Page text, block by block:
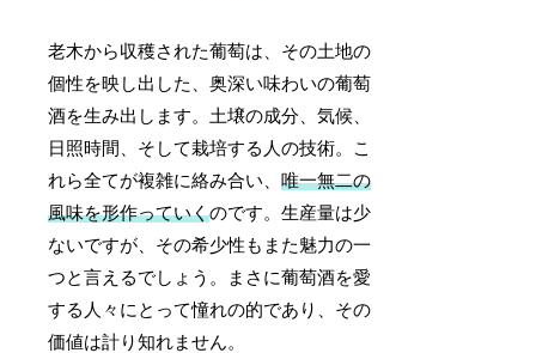
老木から収穫された葡萄は、その土地の
個性を映し出した、奥深い味わいの葡萄
酒を生み出します。土壌の成分、気候、
日照時間、そして栽培する人の技術。こ
れら全てが複雑に絡み合い、唯一無二の
風味を形作っていくのです。生産量は少
ないですが、その希少性もまた魅力の一
つと言えるでしょう。まさに葡萄酒を愛
する人々にとって憧れの的であり、その
価値は計り知れません。